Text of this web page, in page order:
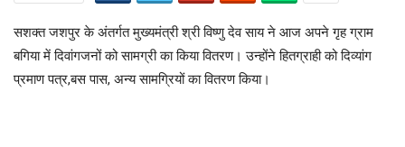
सशक्त जशपुर के अंतर्गत मुख्यमंत्री श्री विष्णु देव साय ने आज अपने गृह ग्राम
बगिया में दिवांगजनों को सामग्री का किया वितरण। उन्होंने हितग्राही को दिव्यांग
प्रमाण पत्र,बस पास, अन्य सामग्रियों का वितरण किया।